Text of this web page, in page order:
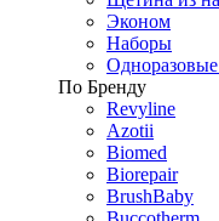
Эконом
Наборы
По Бренду
Revyline
Azotii
Biomed
Biorepair
BrushBaby